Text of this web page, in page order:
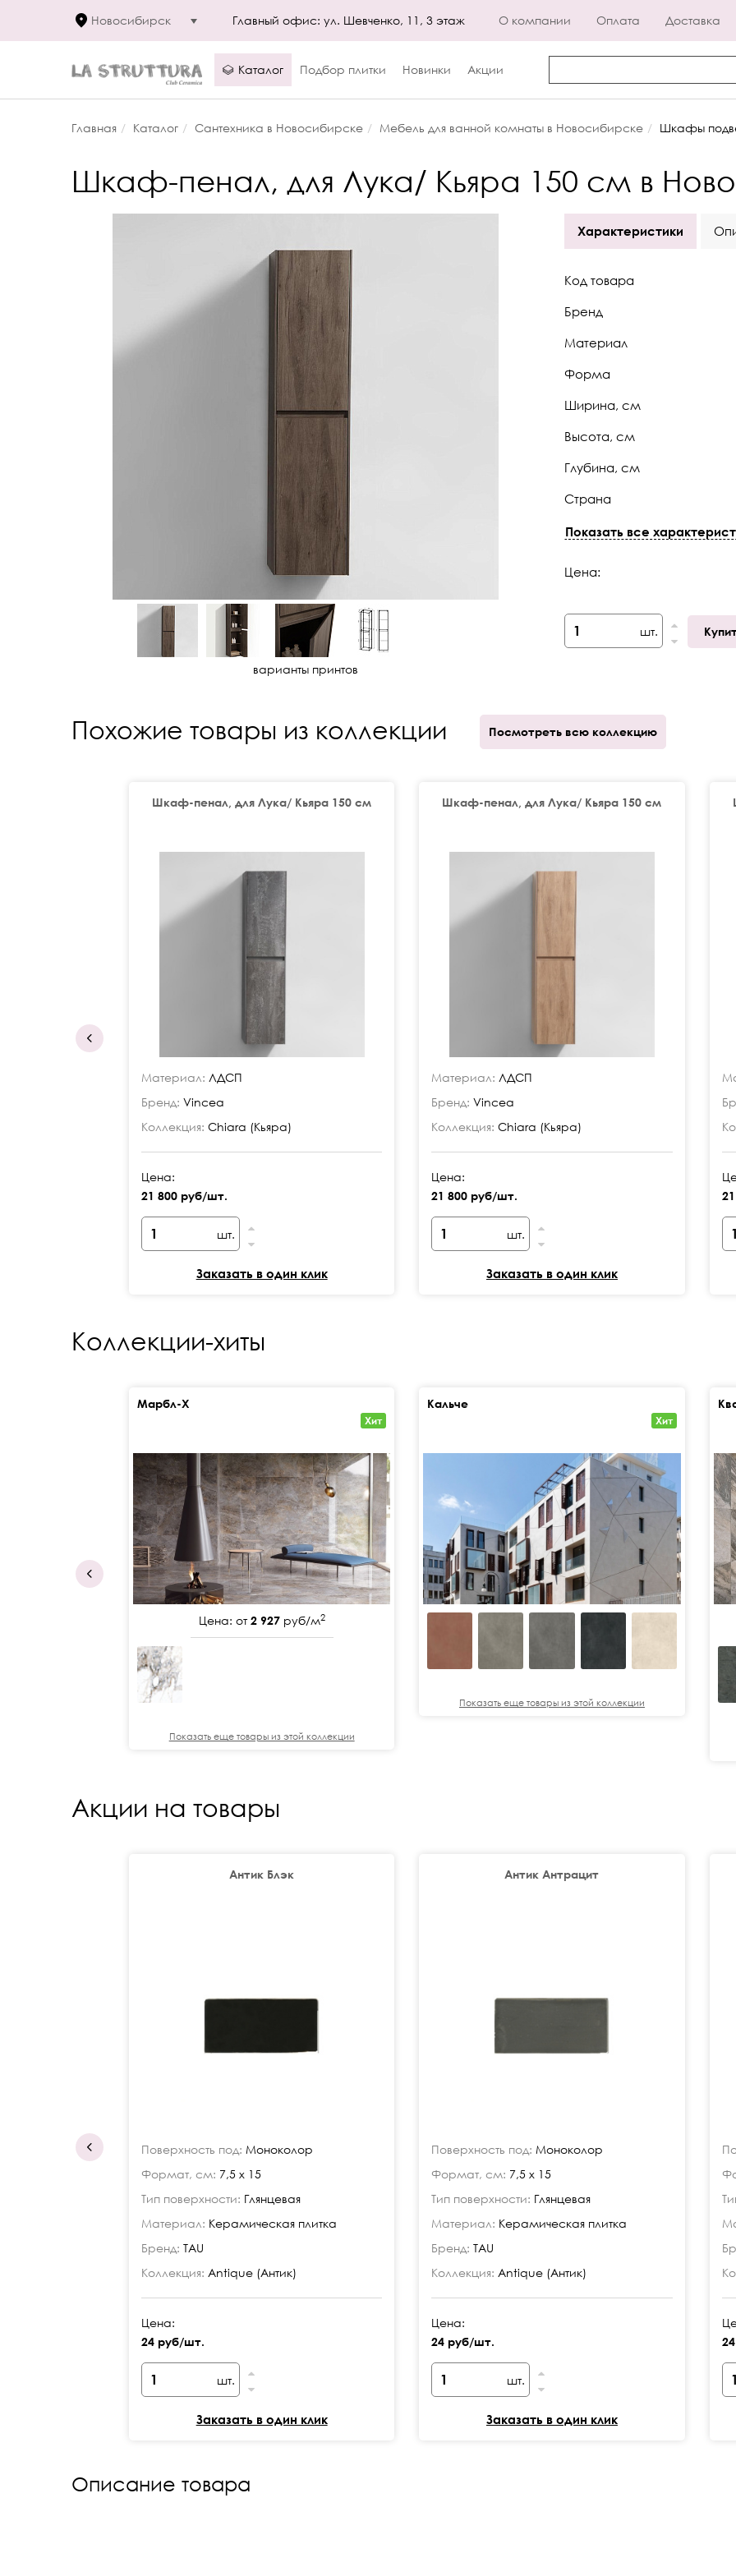
Новосибирск Главный офис: ул. Шевченко, 11, 3 этаж О компании Оплата Доставка
Каталог Подбор плитки Новинки Акции
Главная Каталог Сантехника в Новосибирске Мебель для ванной комнаты в Новосибирске Шкафы
Шкаф-пенал, для Лука/ Кьяра 150 см в
варианты принтов
Характеристики
Код товара
Бренд
Материал
Форма
Ширина, см
Высота, см
Глубина, см
Страна
Коллекция
Показать все
Цена:
шт.
Похожие товары из коллекции Посмотреть всю коллекцию
Шкаф-пенал, для Лука/ Кьяра 150 см
Материал: ЛДСП
Бренд: Vincea
Коллекция: Chiara (Кьяра)
Цена:
21 800 руб/шт.
шт.
Заказать в один клик
Шкаф-пенал, для Лука/ Кьяра 150 см
Материал: ЛДСП
Бренд: Vincea
Коллекция: Chiara (Кьяра)
Цена:
21 800 руб/шт.
шт.
Заказать в один клик
Коллекции-хиты
Марбл-Х
Хит
Цена: от2 927руб/м2
Показать еще товары из этой коллекции
Кальче
Хит
Показать еще товары из этой коллекции
Акции на товары
Антик Блэк
Поверхность под: Моноколор
Формат, см: 7,5 x 15
Тип поверхности: Глянцевая
Материал: Керамическая плитка
Бренд: TAU
Коллекция: Antique (Антик)
Цена:
24 руб/шт.
шт.
Заказать в один клик
Антик Антрацит
Поверхность под: Моноколор
Формат, см: 7,5 x 15
Тип поверхности: Глянцевая
Материал: Керамическая плитка
Бренд: TAU
Коллекция: Antique (Антик)
Цена:
24 руб/шт.
шт.
Заказать в один клик
Описание товара